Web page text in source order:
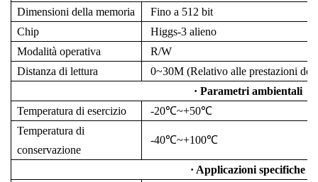
Dimensioni della memoria
Fino a 512 bit
Chip
Higgs-3 alieno
Modalità operativa
R/W
Distanza di lettura
0~30M (Relativo alle prestazioni
· Parametri ambientali
Temperatura di esercizio
-20℃~+50℃
Temperatura di
conservazione
-40℃~+100℃
· Applicazioni specifiche